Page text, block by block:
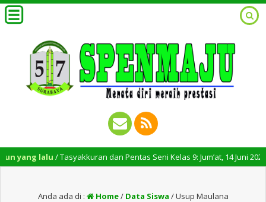
yang lalu/ Tasyakkuran dan Pentas Seni Kelas 9: Jum’at, 14 Juni 2024 –
Anda ada di : Home/ Data Siswa /Usup Maulana